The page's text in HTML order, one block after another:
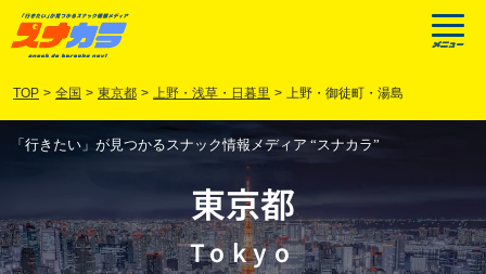
TOP > 全国 > 東京都 > 上野・浅草・日暮里 > 上野・御徒町・湯島
「行きたい」が見つかるスナック情報メディア “スナカラ”
東京都
Tokyo